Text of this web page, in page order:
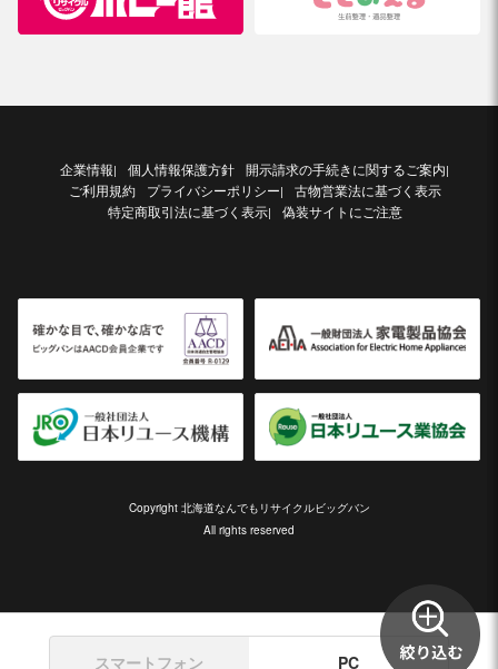
企業情報| 個人情報保護方針 開示請求の手続きに関するご案内|
ご利用規約 プライバシーポリシー|
古物営業法に基づく表示
特定商取引法に基づく表示| 偽装サイトにご注意
Copyright 北海道なんでもリサイクルビッグバン
All rights reserved
スマートフォン PC